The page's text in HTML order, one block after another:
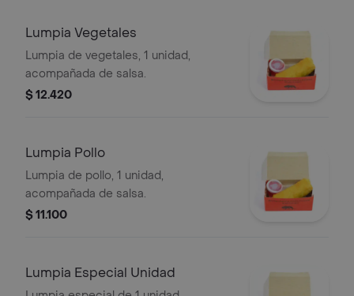
Lumpia Vegetales
Lumpia de vegetales, 1 unidad,
acompañada de salsa.
$ 12.420
Lumpia Pollo
Lumpia de pollo, 1 unidad,
acompañada de salsa.
$ 11.100
Lumpia Especial Unidad